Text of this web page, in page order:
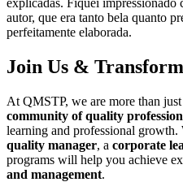
explicadas. Fiquei impressionado
autor, que era tanto bela quanto
perfeitamente elaborada.
Join Us &
At QMSTP, we are more than
community of quality
learning and professional growth.
quality manager, a corporate
programs will help you achieve
and management.